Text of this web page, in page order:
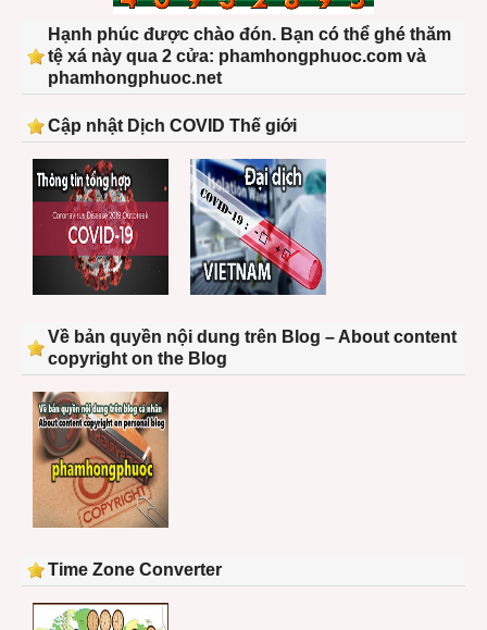
Hạnh phúc được chào đón. Bạn có thể ghé thăm
tệ xá này qua 2 cửa: phamhongphuoc.com và
phamhongphuoc.net
Cập nhật Dịch COVID Thế giới
Về bản quyền nội dung trên Blog – About content
copyright on the Blog
Time Zone Converter